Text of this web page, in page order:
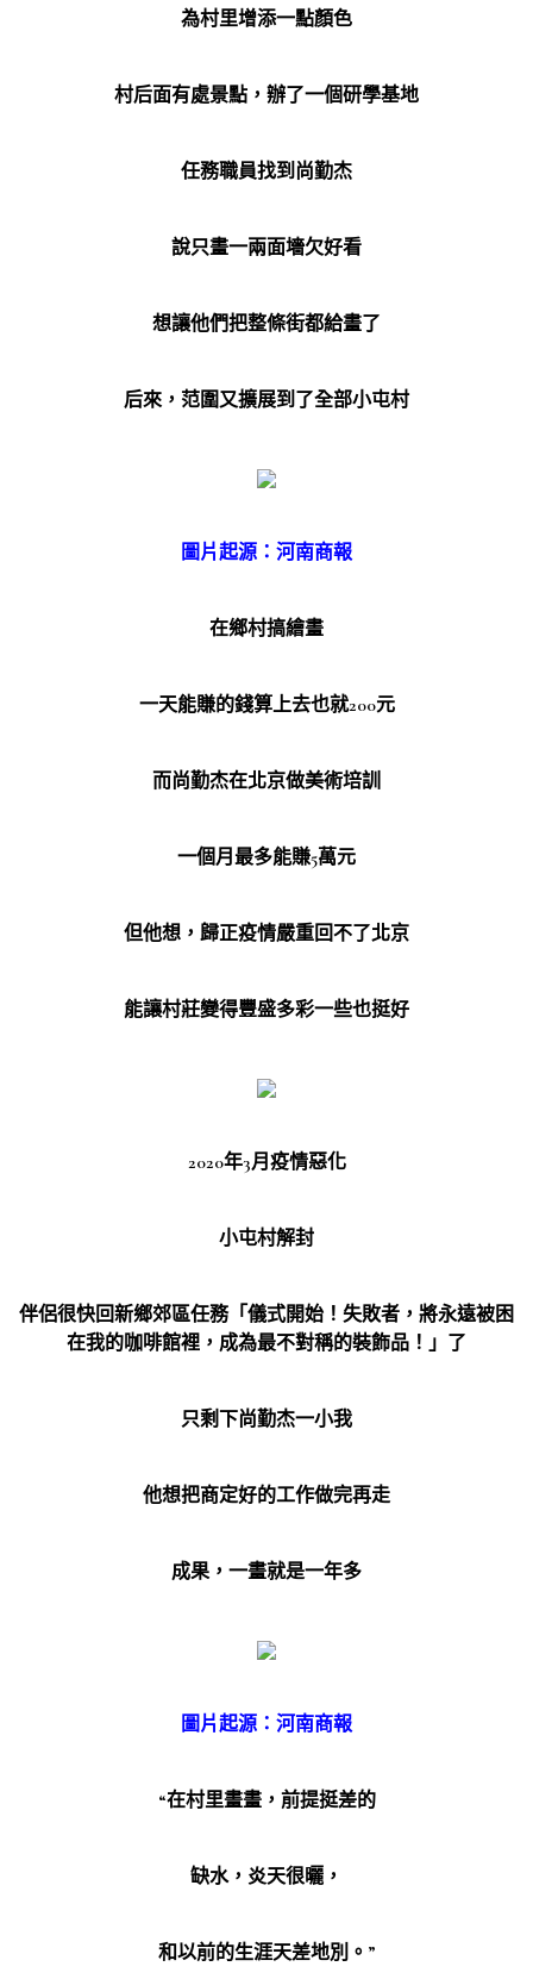
為村里增添一點顏色
村后面有處景點，辦了一個研學基地
任務職員找到尚勤杰
說只畫一兩面墻欠好看
想讓他們把整條街都給畫了
后來，范圍又擴展到了全部小屯村
圖片起源：河南商報
在鄉村搞繪畫
一天能賺的錢算上去也就200元
而尚勤杰在北京做美術培訓
一個月最多能賺5萬元
但他想，歸正疫情嚴重回不了北京
能讓村莊變得豐盛多彩一些也挺好
2020年3月疫情惡化
小屯村解封
伴侶很快回新鄉郊區任務「儀式開始！失敗者，將永遠被困
在我的咖啡館裡，成為最不對稱的裝飾品！」了
只剩下尚勤杰一小我
他想把商定好的工作做完再走
成果，一畫就是一年多
圖片起源：河南商報
“在村里畫畫，前提挺差的
缺水，炎天很曬，
和以前的生涯天差地別。”